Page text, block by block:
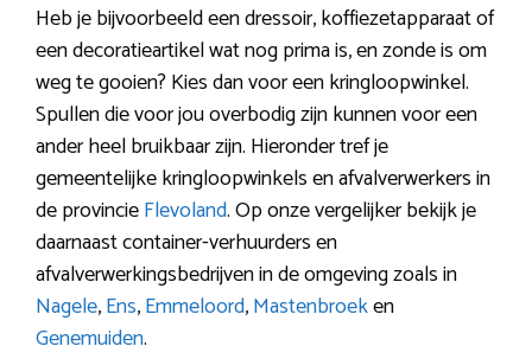
Heb je bijvoorbeeld een dressoir, koffiezetapparaat of
een decoratieartikel wat nog prima is, en zonde is om
weg te gooien? Kies dan voor een kringloopwinkel.
Spullen die voor jou overbodig zijn kunnen voor een
ander heel bruikbaar zijn. Hieronder tref je
gemeentelijke kringloopwinkels en afvalverwerkers in
de provincieFlevoland. Op onze vergelijker bekijk je
daarnaast container-verhuurders en
afvalverwerkingsbedrijven in de omgeving zoals in
Nagele,Ens,Emmeloord,Mastenbroeken
Genemuiden.